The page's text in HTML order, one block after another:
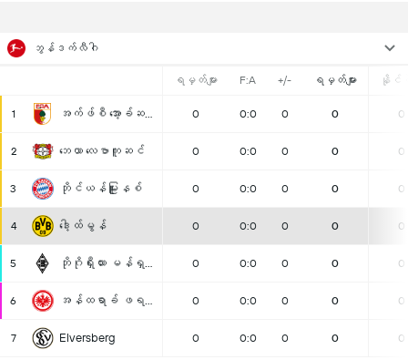
ဘွန်ဒက်လီဂါ
ရမှတ်များ F:A +/- ရမှတ်များ နိုင်ပွဲ
1 အက်ဖ်စီ အော့ခ်ဆဗို့ခ် 0 0:0 0 0 0
2 ဘေယာ လေဗာကူဆင် 0 0:0 0 0 0
3 ဘိုင်ယန်မြူးနစ် 0 0:0 0 0 0
4 ဒေါ့ထ်မွန် 0 0:0 0 0 0
5 ဘိုဂိုရှီးယား မန်ရှင်ဂလာဘက်ခ် 0 0:0 0 0 0
6 အန်ထရာခ် ဖရန်ဖော့ခ် 0 0:0 0 0 0
7 Elversberg 0 0:0 0 0 0